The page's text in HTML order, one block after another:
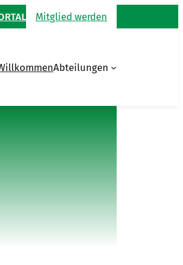
Mitglied werden
Abteilungen